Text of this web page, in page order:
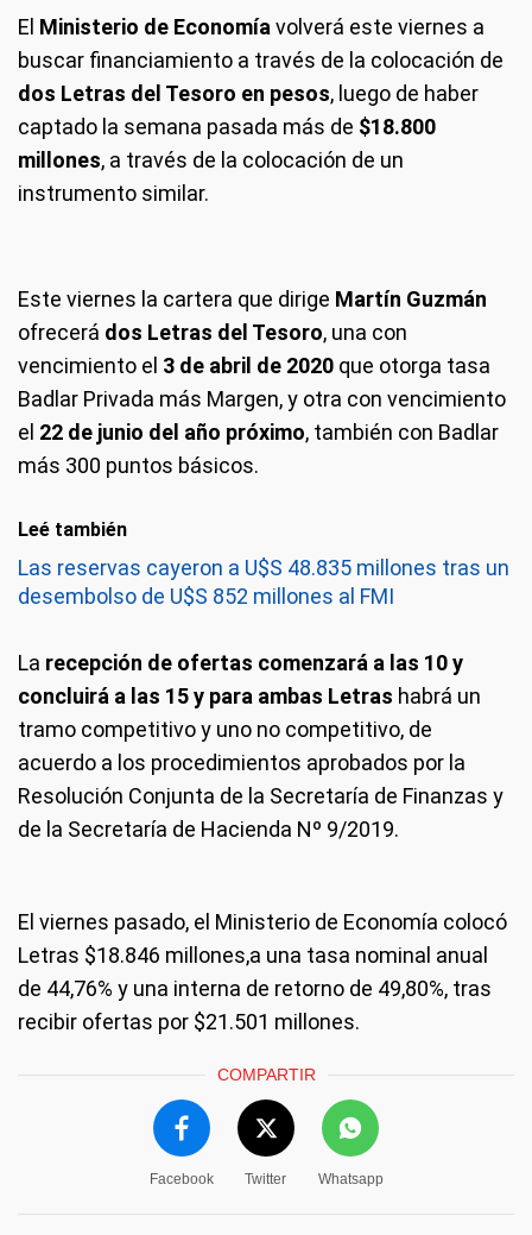
El Ministerio de Economía volverá este viernes a
buscar financiamiento a través de la colocación de
dos Letras del Tesoro en pesos, luego de haber
captado la semana pasada más de $18.800
millones, a través de la colocación de un
instrumento similar.
Este viernes la cartera que dirige Martín Guzmán
ofrecerá dos Letras del Tesoro, una con
vencimiento el 3 de abril de 2020 que otorga tasa
Badlar Privada más Margen, y otra con vencimiento
el 22 de junio del año próximo, también con Badlar
más 300 puntos básicos.
Leé también
Las reservas cayeron a U$S 48.835 millones tras un
desembolso de U$S 852 millones al FMI
La recepción de ofertas comenzará a las 10 y
concluirá a las 15 y para ambas Letras habrá un
tramo competitivo y uno no competitivo, de
acuerdo a los procedimientos aprobados por la
Resolución Conjunta de la Secretaría de Finanzas y
de la Secretaría de Hacienda Nº 9/2019.
El viernes pasado, el Ministerio de Economía colocó
Letras $18.846 millones,a una tasa nominal anual
de 44,76% y una interna de retorno de 49,80%, tras
recibir ofertas por $21.501 millones.
COMPARTIR
Facebook Twitter Whatsapp